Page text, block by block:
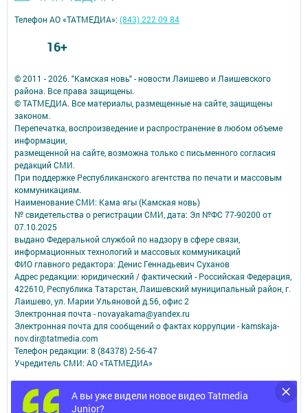
А вы уже видели новое видео Tatmedia
Junior?
© 2011 - 2026. "Камская новь" - новости Лаишево и Лаишевского
района. Все права защищены.
© ТАТМЕДИА. Все материалы, размещенные на сайте, защищены
законом.
Перепечатка, воспроизведение и распространение в любом объеме
информации,
размещенной на сайте, возможна только с письменного согласия
редакций СМИ.
При поддержке Республиканского агентства по печати и массовым
коммуникациям.
Наименование СМИ: Кама ягы (Камская новь)
№ свидетельства о регистрации СМИ, дата: Эл №ФC 77-90200 от
07.10.2025
выдано Федеральной службой по надзору в сфере связи,
информационных технологий и массовых коммуникаций
ФИО главного редактора: Денис Геннадьевич Суханов
Адрес редакции: юридический / фактический - Российская Федерация,
422610, Республика Татарстан, Лаишевский муниципальный район, г.
Лаишево, ул. Марии Ульяновой д.56, офис 2
Электронная почта - novayakama@yandex.ru
Электронная почта для сообщений о фактах коррупции - kamskaja-
nov.dir@tatmedia.com
Телефон редакции: 8 (84378) 2-56-47
Учредитель СМИ: АО «ТАТМЕДИА»
Антикоррупционная политика
АО «ТАТМЕДИА» использует «cookie»для персонализации сервисов и
Телефон АО «ТАТМЕДИА»:(843) 222 09 84
16+